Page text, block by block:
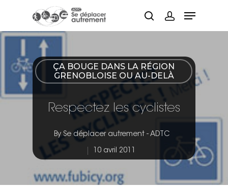
Hit enter to search or ESC to close
ÇA BOUGE DANS LA RÉGION
GRENOBLOISE OU AU-DELÀ
Respectez les cyclistes
By Se déplacer autrement - ADTC
10 avril 2011